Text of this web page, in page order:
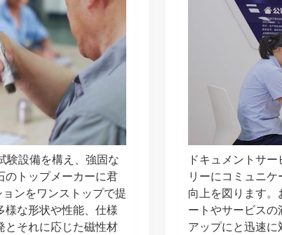
験設備を構え、強固な
のトップメーカーに君
ンをワンストップで提
様な形状や性能、仕様
とそれに応じた磁性材
ドキュメントサ
リーにコミュニ
向上を図ります
ートやサービスの
アップにと迅速に